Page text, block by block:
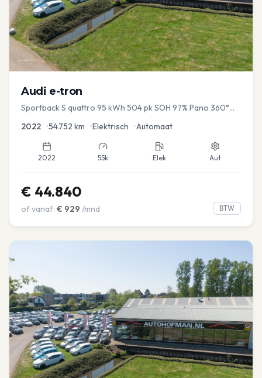
Audi e-tron
Sportback S quattro 95 kWh 504 pk SOH 97% Pano 360°
2022 •54.752 km •Elektrisch •Automaat
2022 55k Elek Aut
€ 44.840
of vanaf: € 929 /mnd BTW